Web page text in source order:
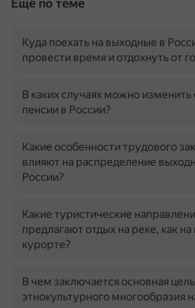
Ещё по теме
Куда поехать на выходные в
провести время и отдохнуть от
В каких случаях можно изменить
пенсии в России?
Какие особенности трудового
влияют на распределение
России?
Какие туристические
предлагают отдых на реке, как
курорте?
В чем заключается основная
этнокультурного многообразия